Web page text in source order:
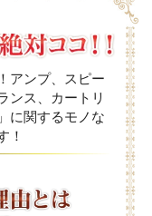
アンプ、スピー
ンス、カートリ
に関するモノな
！